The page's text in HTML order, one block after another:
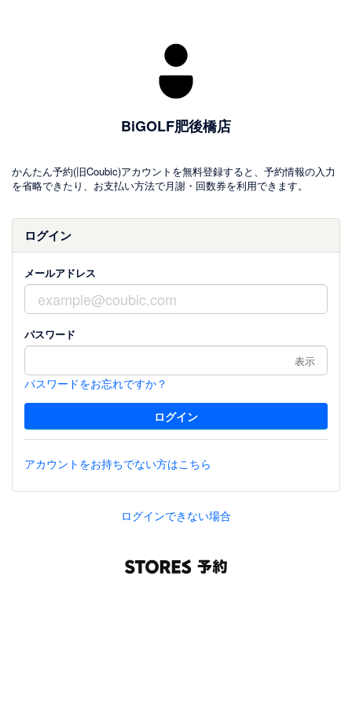
BiGOLF肥後橋店
かんたん予約(旧Coubic)アカウントを無料登録すると、予約情報の入力
を省略できたり、お支払い方法で月謝・回数券を利用できます。
ログイン
メールアドレス
パスワード
表示
パスワードをお忘れですか？
アカウントをお持ちでない方はこちら
ログインできない場合